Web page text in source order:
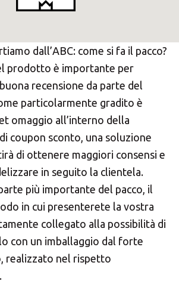
dall’ABC: come si fa il pacco?
prodotto è importante per
recensione da parte del
particolarmente gradito è
omaggio all’interno della
coupon sconto, una soluzione
di ottenere maggiori consensi e
in seguito la clientela.
più importante del pacco, il
in cui presenterete la vostra
collegato alla possibilità di
con un imballaggio dal forte
realizzato nel rispetto